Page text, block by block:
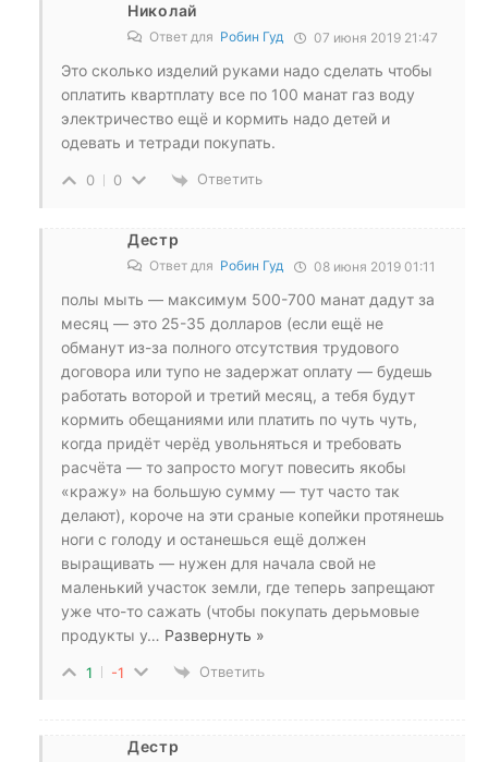
Николай
Ответ для Робин Гуд 07 июня 2019 21:47
Это сколько изделий руками надо сделать чтобы
оплатить квартплату все по 100 манат газ воду
электричество ещё и кормить надо детей и
одевать и тетради покупать.
0 0 Ответить
Дестр
Ответ для Робин Гуд 08 июня 2019 01:11
полы мыть — максимум 500-700 манат дадут за
месяц — это 25-35 долларов (если ещё не
обманут из-за полного отсутствия трудового
договора или тупо не задержат оплату — будешь
работать воторой и третий месяц, а тебя будут
кормить обещаниями или платить по чуть чуть,
когда придёт черёд увольняться и требовать
расчёта — то запросто могут повесить якобы
«кражу» на большую сумму — тут часто так
делают), короче на эти сраные копейки протянешь
ноги с голоду и останешься ещё должен
выращивать — нужен для начала свой не
маленький участок земли, где теперь запрещают
уже что-то сажать (чтобы покупать дерьмовые
продукты у… Развернуть »
1 -1 Ответить
Дестр